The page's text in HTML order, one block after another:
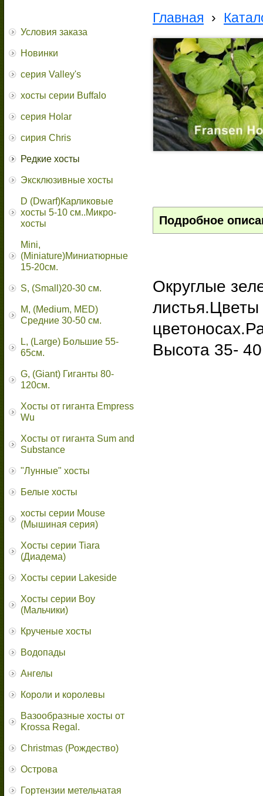
Условия заказа
Новинки
серия Valley's
хосты серии Buffalo
серия Holar
сирия Chris
Редкие хосты
Эксклюзивные хосты
D (Dwarf)Карликовые
хосты 5-10 см..Микро-
хосты
Mini,
(Miniature)Миниатюрные
15-20см.
S, (Small)20-30 см.
M, (Medium, MED)
Средние 30-50 см.
L, (Large) Большие 55-
65cм.
G, (Giant) Гиганты 80-
120см.
Хосты от гиганта Empress
Wu
Хосты от гиганта Sum and
Substance
"Лунные" хосты
Белые хосты
хосты серии Mouse
(Мышиная серия)
Хосты серии Tiara
(Диадема)
Хосты серии Lakeside
Хосты серии Boy
(Мальчики)
Крученые хосты
Водопады
Ангелы
Короли и королевы
Вазообразные хосты от
Krossa Regal.
Christmas (Рождество)
Острова
Гортензии метельчатая
Главная ›
Подробное
Округлые
Высота 35-